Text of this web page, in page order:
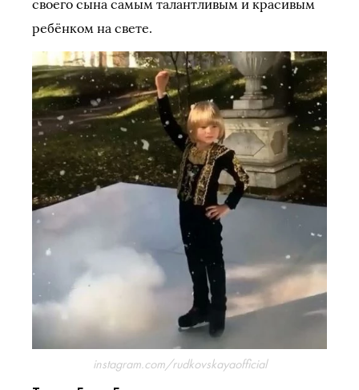
своего сына самым талантливым и красивым
ребёнком на свете.
instagram.com/rudkovskayaofficial